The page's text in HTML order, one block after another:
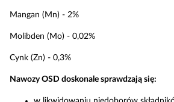
Mangan (Mn) - 2%
Molibden (Mo) - 0,02%
Cynk (Zn) - 0,3%
Nawozy OSD doskonale sprawdzają się: